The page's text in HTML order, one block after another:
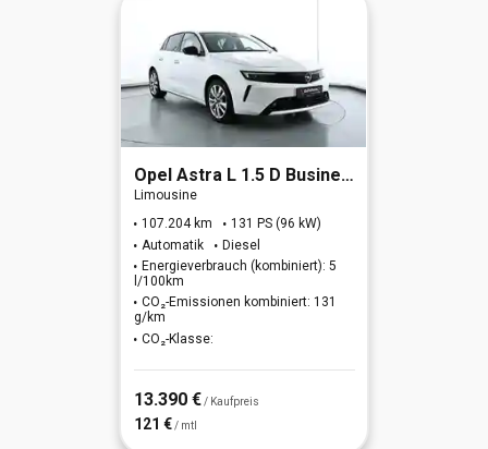
Opel Astra L 1.5 D Business Elegance (EURO 6e)
Limousine
107.204 km
131 PS (96 kW)
Automatik
Diesel
Energieverbrauch (kombiniert): 5
l/100km
CO₂-Emissionen kombiniert: 131
g/km
CO₂-Klasse:
13.390 € / Kaufpreis
121 € / mtl